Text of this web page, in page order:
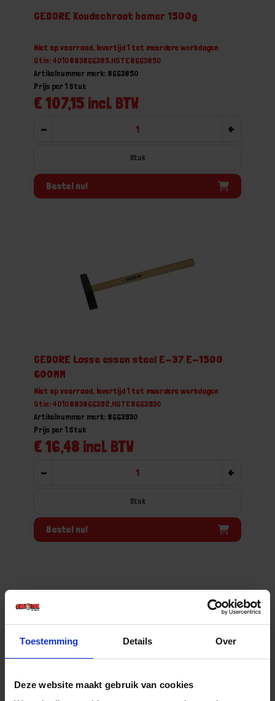
Toestemming Details Over
Deze website maakt gebruik van cookies
GEDORE Koudschroot hamer 1500g
Niet op voorraad, levertijd 1 tot meerdere werkdagen
Gtin: 4010883866385,HGTE8663850
Artikelnummer merk: 8663850
€ 107,15 incl. BTW
Prijs per 1 Stuk
- +
Stuk
Bestel nu!
GEDORE Losse essen steel E-37 E-1500
600MM
Niet op voorraad, levertijd 1 tot meerdere werkdagen
Gtin: 4010883866392,HGTE8663930
Artikelnummer merk: 8663930
€ 16,48 incl. BTW
Prijs per 1 Stuk
- +
Stuk
Bestel nu!